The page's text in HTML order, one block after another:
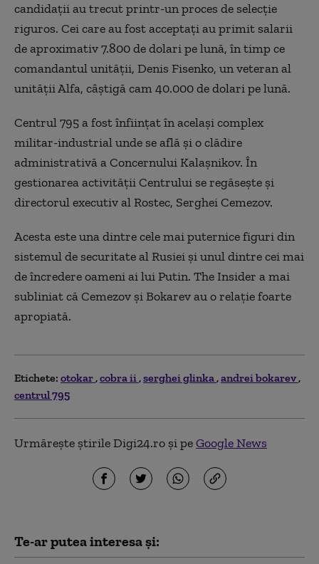
candidații au trecut printr-un proces de selecție
riguros. Cei care au fost acceptați au primit salarii
de aproximativ 7.800 de dolari pe lună, în timp ce
comandantul unității, Denis Fisenko, un veteran al
unității Alfa, câștigă cam 40.000 de dolari pe lună.
Centrul 795 a fost înființat în același complex
militar-industrial unde se află și o clădire
administrativă a Concernului Kalașnikov. În
gestionarea activității Centrului se regăsește și
directorul executiv al Rostec, Serghei Cemezov.
Acesta este una dintre cele mai puternice figuri din
sistemul de securitate al Rusiei și unul dintre cei mai
de încredere oameni ai lui Putin. The Insider a mai
subliniat că Cemezov și Bokarev au o relație foarte
apropiată.
Etichete: otokar cobra ii serghei glinka andrei bokarev
centrul 795
Urmărește știrile Digi24.ro și peGoogle News
Te-ar putea interesa și: